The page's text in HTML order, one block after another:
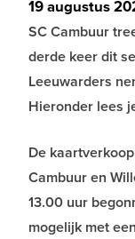
19 augustus
SC Cambuur
derde keer dit
Leeuwarders
Hieronder lees
De
Cambuur en
13.00 uur
mogelijk met